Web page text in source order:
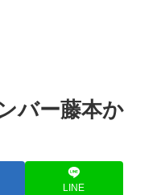
バー藤本か
LINE